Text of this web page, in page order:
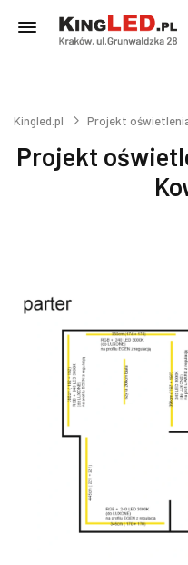
Kingled.pl Projekt
Projekt